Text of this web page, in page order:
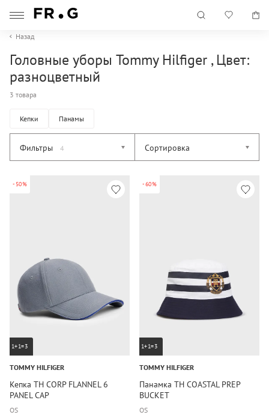
Назад
Головные уборы Tommy Hilfiger , Цвет:
разноцветный
3 товара
Кепки Панамы
Фильтры 4 Сортировка
-50%
1+1=3
TOMMY HILFIGER
Кепка TH CORP FLANNEL 6
PANEL CAP
OS
-60%
1+1=3
TOMMY HILFIGER
Панамка TH COASTAL PREP
BUCKET
OS